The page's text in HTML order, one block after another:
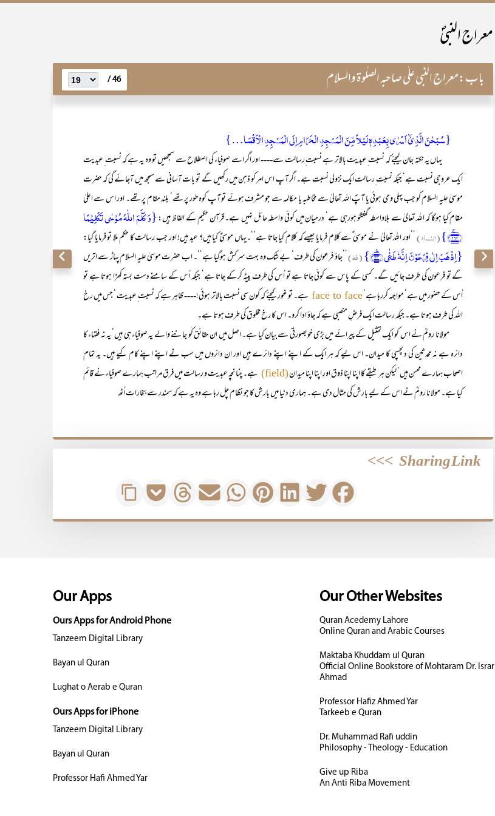
معراج النبیؐ
باب:معراج النّبی علٰی صاحبہ الصلٰوۃ والسلام 46 /
{سُبْحٰنَ الَّذِیْٓ اَسْرٰی بِعَبْدِہٖ لَیْلاً مِّنَ الْمَسْجِدِ الْحَرَامِ اِلَی الْمَسْجِدِ الْاَقْصَا…}
یہاں یہ نکتہ جان لیجئے کہ نسبت ِ عبدیت بالاتر ہے نسبت ِرسالت سے---- اور اگر اسے صوفیاء کی اصطلاح سے سمجھیں تو وہ یہ ہے کہ نسبت ِ عبدیت
ایک عروجی نسبت ہے‘ جبکہ نسبت ِرسالت ایک نزولی نسبت ہے۔ اگر آپ اس امر کو ذہن میں رکھیں گے تو بات آسانی سے سمجھ میں آجائے گی کہ حضرت
موسیٰ علیہ السلام کو جب پہلی وحی ہوئی یا آپؑ اللہ تعالیٰ سے مخاطبہ یا مکالمہ سے جو مشرف ہوئے تو آپ کوہ طور پر تھے‘ بلند مقام پر تھے۔ اور اس سے اعلیٰ
مقام کیا ہوگا کہ اللہ تعالیٰ سے بلاواسطہ گفتگو ہورہی ہے‘ درمیان میں کوئی واسطہ حائل نہیں ہے۔ قرآن حکیم کے الفاظ ہیں:{وَ کَلَّمَ اللّٰہُ مُوۡسٰی تَکۡلِیۡمًا
﴿۱۶۴﴾ۚ}
(النساء) ’’اور اللہ تعالیٰ نے موسیٰ ؑسے کلام فرمایا جیسے کہ کلام کیا جاتا ہے‘‘۔یہاں موسیٰؑ کیا ہیں؟ عبد ہیں! اور جب رسالت کا حکم ملا تو فرمایا گیا:
{اِذۡہَبۡ اِلٰی فِرۡعَوۡنَ اِنَّہٗ طَغٰی ﴿٪۲۴﴾} (طٰہٰ) ’’جاؤ فرعون کی طرف‘ بے شک وہ بہت سرکش ہوگیا ہے‘‘۔ اب حضرت موسیٰ علیہ السلام پہاڑ سے اتریں
گے تو فرعون کی طرف جائیں گے۔ کسی کے پاس سے کوئی جاتا ہے تو اُس کی طرف پیٹہ کرکے جاتا ہے‘ جبکہ اُس کے سامنے دست بستہ کھڑا ہوتا ہے تو
اُس کے حضور میں ہے‘ مواجہہ کررہا ہے‘ face to face ہے۔ تو غور کیجئے کہ کون سی نسبت بالاتر ہوئی!---- ظاہر ہے کہ نسبت ِ عبدیت ‘ جس میں رخ
اللہ کی طرف ہوتا ہے۔ جبکہ رسالت ایک فرضِ منصبی ہے کہ جاؤ ادا کرو۔ اس کا رخ مخلوق کی طرف ہوتا ہے۔
مولانا رومؒ نے اس کو ایک تمثیل کے پیرائے میں بڑی خوبصورتی سے بیان کیا ہے۔ اصل میں ان حقائق کو جاننے والے یہ صوفیاء ہی ہیں‘ یہ نہ فقہاء کا
دائرہ ہے نہ محدثین کی دلچسپی کا میدان۔ اس لیے کہ ہر ایک کے اپنے اپنے دائرے ہیں اور ان دائروں میں سب نے اپنے اپنے کام کیے ہیں۔ یہ تمام
اصحاب ہمارے محسن ہیں‘ لیکن ہر طبقے کا اپنا اپنا ذوق اور اپنا اپنا میدان(field)
ہے۔ چنانچہ عبدیت و رسالت میں فرق مراتب ہمارے صوفیاء نے قائم
کیا ہے۔ مولانا رومؒ نے اس کے لیے بارش کی مثال دی ہے۔ ہماری دنیا میں بارش کا جو نظام چل رہا ہے وہ یہ ہے کہ سمندر سے بخارات اُٹھ
Sharing Link
>>>
Our Other Websites
Quran Acedemy Lahore
Online Quran and Arabic Courses
Maktaba Khuddam ul Quran
Official Online Bookstore of Mohtaram Dr. Israr
Ahmad
Professor Hafiz Ahmed Yar
Tarkeeb e Quran
Dr. Muhammad Rafi uddin
Philosophy - Theology - Education
Give up Riba
An Anti Riba Movement
Our Apps
Ours Apps for Android Phone
Tanzeem Digital Library
Bayan ul Quran
Lughat o Aerab e Quran
Ours Apps for iPhone
Tanzeem Digital Library
Bayan ul Quran
Professor Hafi Ahmed Yar